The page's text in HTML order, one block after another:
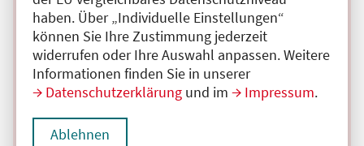
haben. Über „Individuelle Einstellungen“
können Sie Ihre Zustimmung jederzeit
widerrufen oder Ihre Auswahl anpassen. Weitere
Informationen finden Sie in unserer
Datenschutzerklärung und im Impressum.
Ablehnen
Beginn:
01.09.2025Ende und Anfangszeit:
-31.08.2026,00:01 Uhr
Veranstaltungstitel:
Zertifizierte Online-Fortbildung für
Abonnentinnen und Abonnenten des arznei-
telegramm
Veranstaltungsort:
Online
Kategorie:D
Fortbildungspunkte:
Details anzeigen